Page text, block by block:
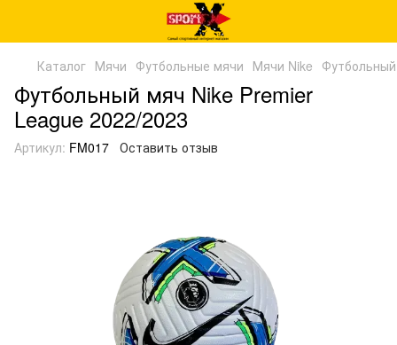
Каталог Мячи Футбольные мячи Мячи Nike
Футбольный мяч Nike Premier
League 2022/2023
Артикул: FM017 Оставить отзыв